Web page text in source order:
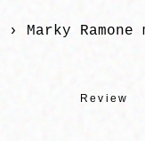
› Marky
Review